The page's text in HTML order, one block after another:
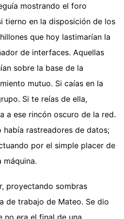
mostrando el foro
tierno en la disposición de los
que hoy lastimarían la
de interfaces. Aquellas
sobre la base de la
mutuo. Si caías en la
Si te reías de ella,
a ese rincón oscuro de la red.
había rastreadores de datos;
por el simple placer de
máquina.
proyectando sombras
de trabajo de Mateo. Se dio
no era el final de una